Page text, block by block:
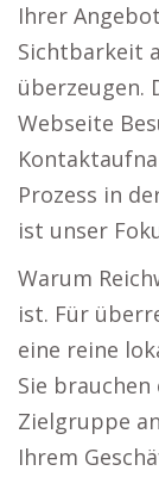
Ihrer
Sichtbarkeit
überzeugen.
Webseite
Prozess in
ist unser
Warum
ist. Für
eine reine
Sie
Zielgruppe
Ihrem